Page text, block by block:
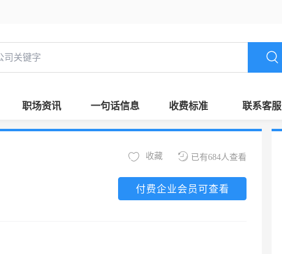
职场资讯 一句话信息 收费标准 联系客服
已有684人查看
收藏
付费企业会员可查看